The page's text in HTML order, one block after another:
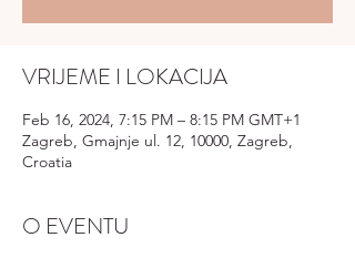
VRIJEME I LOKACIJA
Feb 16, 2024, 7:15 PM – 8:15 PM GMT+1
Zagreb, Gmajnje ul. 12, 10000, Zagreb,
Croatia
O EVENTU